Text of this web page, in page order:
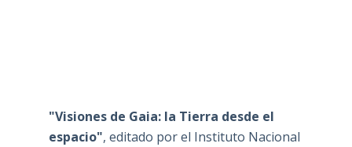
"Visiones de Gaia: la Tierra desde el
espacio", editado por el Instituto Nacional